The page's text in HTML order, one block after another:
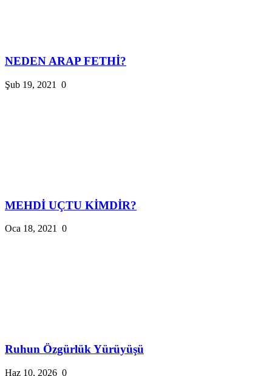
NEDEN ARAP FETHİ?
Şub 19, 2021 0
MEHDİ UÇTU KİMDİR?
Oca 18, 2021 0
Ruhun Özgürlük Yürüyüşü
Haz 10, 2026 0